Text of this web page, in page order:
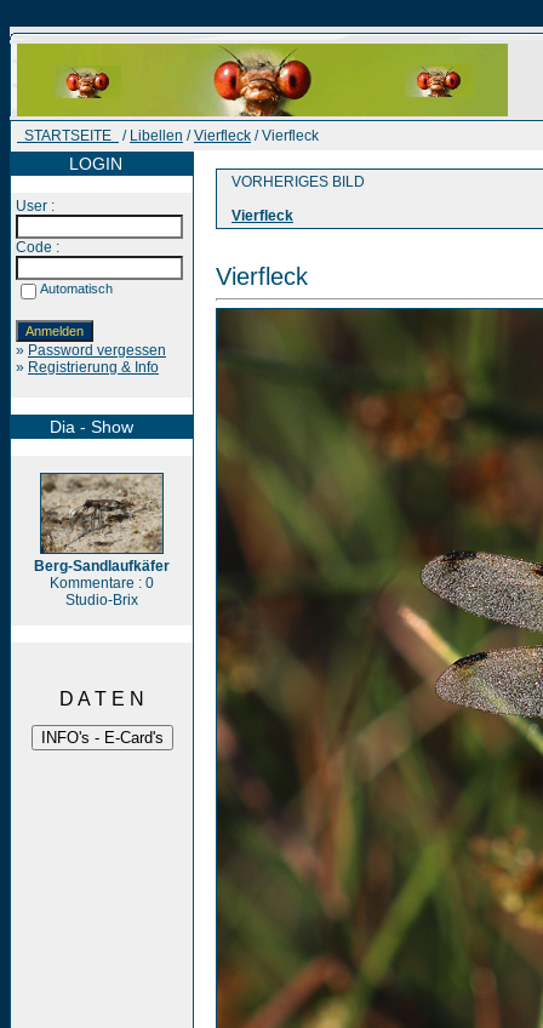
STARTSEITE / Libellen /Vierfleck / Vierfleck
LOGIN
User :
Code :
Automatisch
» Password vergessen
» Registrierung & Info
Dia - Show
Berg-Sandlaufkäfer
Kommentare : 0
Studio-Brix
D A T E N
VORHERIGES BILD
Vierfleck
Vierfleck